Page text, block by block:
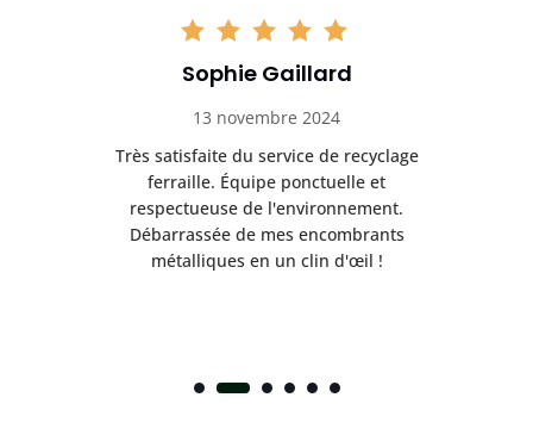
Sophie Gaillard
13 novembre 2024
Très satisfaite du service de recyclage
ferraille. Équipe ponctuelle et
respectueuse de l'environnement.
Débarrassée de mes encombrants
métalliques en un clin d'œil !